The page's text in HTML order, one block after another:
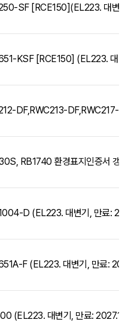
SF [RCE150](EL223. 대변기
KSF [RCE150] (EL223. 대변
DF,RWC213-DF,RWC217-
RB1740 환경표지인증서 갱
D (EL223. 대변기, 만료:
F (EL223. 대변기, 만료:
(EL223. 대변기, 만료: